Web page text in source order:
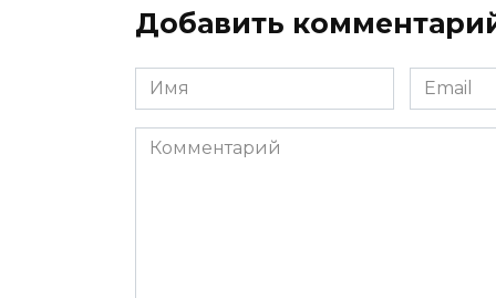
Добавить
Имя
*
Email
*
Комментарий